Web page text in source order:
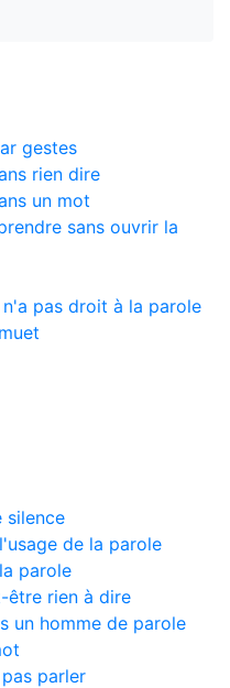
gestes
rien dire
un mot
sans ouvrir la
pas droit à la parole
silence
de la parole
parole
être rien à dire
un homme de parole
parler